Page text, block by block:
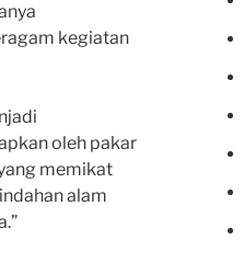
kegiatan
oleh pakar
memikat
alam